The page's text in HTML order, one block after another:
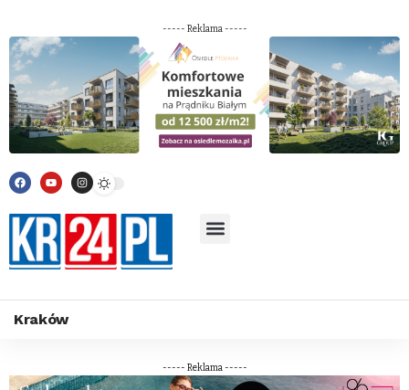
----- Reklama -----
Kraków
----- Reklama -----